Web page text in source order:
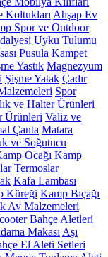
Koltukları Ahşap Ev
Spor ve Outdoor
Uyku Tulumu
Pusula Kampet
Yastık Magnezyum
Şişme Yatak Çadır
Spor
ve Halter Ürünleri
Ürünleri Valiz ve
Çanta Matara
ve Soğutucu
Ocağı Kamp
Termoslar
Kafa Lambası
Küreği Kamp Bıçağı
Av Malzemeleri
Bahçe Aletleri
Makası Aşı
El Aleti Setleri